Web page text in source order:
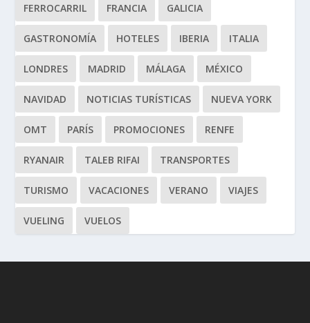
FERROCARRIL FRANCIA GALICIA
GASTRONOMÍA HOTELES IBERIA ITALIA
LONDRES MADRID MÁLAGA MÉXICO
NAVIDAD NOTICIAS TURÍSTICAS NUEVA YORK
OMT PARÍS PROMOCIONES RENFE
RYANAIR TALEB RIFAI TRANSPORTES
TURISMO VACACIONES VERANO VIAJES
VUELING VUELOS